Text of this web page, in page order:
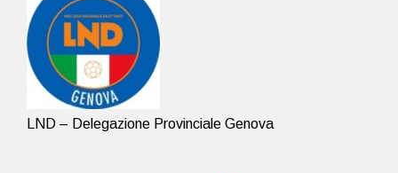
LND – Delegazione Provinciale Genova